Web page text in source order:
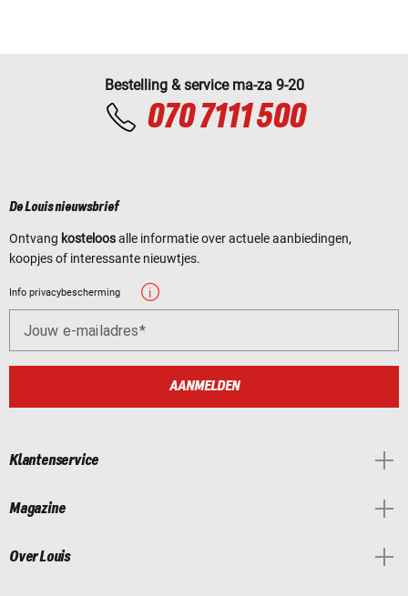
Bestelling & service ma-za 9-20
070 7111 500
De Louis nieuwsbrief
Ontvang kosteloosalle informatie over actuele aanbiedingen,
koopjes of interessante nieuwtjes.
Info privacybescherming
Jouw e-mailadres
AANMELDEN
Klantenservice
Magazine
Over Louis